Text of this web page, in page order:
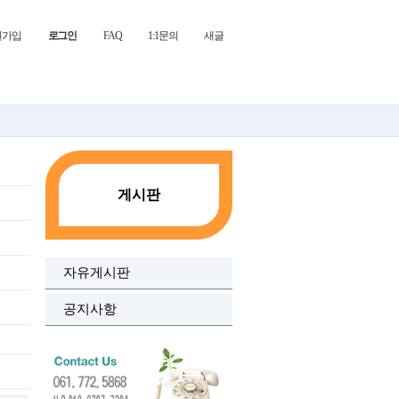
입 로그인 FAQ 1:1문의 새글
게시판
자유게시판
공지사항